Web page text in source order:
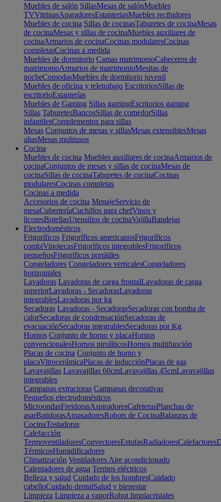
Muebles de salón SillasMesas de salónMuebles
TVVitrinasAparadoresEstanteriasMuebles recibidores
Muebles de cocina Sillas de cocinasTaburetes de cocinaMesas
de cocinaMesas y sillas de cocinaMuebles auxiliares de
cocinaArmarios de cocinaCocinas modularesCocinas
completasCocinas a medida
Muebles de dormitorio Camas matrimonioCabeceros de
matrimonioArmarios de matrimonioMesitas de
nocheComodasMuebles de dormitorio juvenil
Muebles de oficina y teletrabajo EscritoriosSillas de
escritorioEstanterías
Muebles de Gaming Sillas gamingEscritorios gaming
Sillas TaburetesBancosSillas de comedorSillas
infantilesComplementos para sillas
Mesas Conjuntos de mesas y sillasMesas extensiblesMesas
altasMesas multiusos
Cocina
Muebles de cocina Muebles auxiliares de cocinaArmarios de
cocinaConjuntos de mesas y sillas de cocinaMesas de
cocinaSillas de cocinaTaburetes de cocinaCocinas
modularesCocinas completas
Cocinas a medida
Accesorios de cocina MenajeServicio de
mesaCuberteríaCuchillos para chefVinos y
licoresBotellasUtensilios de cocinaVajillaBandejas
Electrodomésticos
Frigoríficos Frigoríficos americanosFrigoríficos
combiVinotecasFrigoríficos integrablesFrigoríficos
pequeñosFrigoríficos portátiles
Congeladores Congeladores verticalesCongeladores
horizontales
Lavadoras Lavadoras de carga frontalLavadoras de carga
superiorLavadoras - SecadorasLavadoras
integrablesLavadoras por kg
Secadoras Lavadoras - SecadorasSecadoras con bomba de
calorSecadoras de condensaciónSecadoras de
evacuaciónSecadoras integrablesSecadoras por Kg
Hornos Conjunto de horno y placaHornos
convencionalesHornos pirolíticosHornos multifunción
Placas de cocina Conjunto de horno y
placaVitrocerámicaPlacas de inducciónPlacas de gas
Lavavajillas Lavavajillas 60cmLavavajillas 45cmLavavajillas
integrables
Campanas extractoras Campanas decorativas
Pequeños electrodomésticos
MicroondasFreidorasAspiradoresCafeterasPlanchas de
asarBatidorasAmasadoresRobots de CocinaBalanzas de
CocinaTostadoras
Calefacción
TermoventiladoresConvectoresEstufasRadiadoresCalefactores
TérmicosHumidificadores
Climatización Ventiladores Aire acondicionado
Calentadores de agua Termos eléctricos
Belleza y salud Cuidado de los hombresCuidado
cabelloCuidado dentalSalud y bienestar
Limpieza Limpieza a vaporRobot limpiacristales